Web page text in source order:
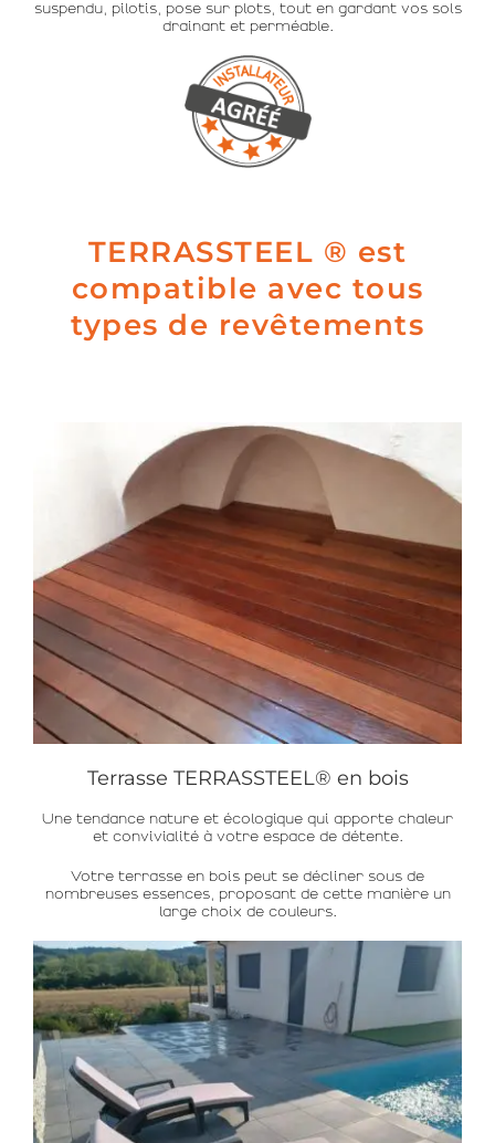
suspendu, pilotis, pose sur plots, tout en gardant vos sols
drainant et perméable.
TERRASSTEEL ® est
compatible avec tous
types de revêtements
Terrasse TERRASSTEEL® en bois
Une tendance nature et écologique qui apporte chaleur
et convivialité à votre espace de détente.
Votre terrasse en bois peut se décliner sous de
nombreuses essences, proposant de cette manière un
large choix de couleurs.